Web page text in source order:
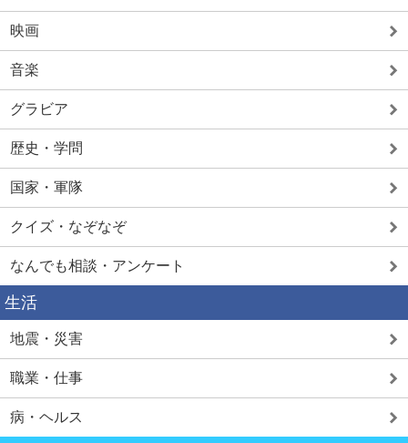
映画
音楽
グラビア
歴史・学問
国家・軍隊
クイズ・なぞなぞ
なんでも相談・アンケート
生活
地震・災害
職業・仕事
病・ヘルス